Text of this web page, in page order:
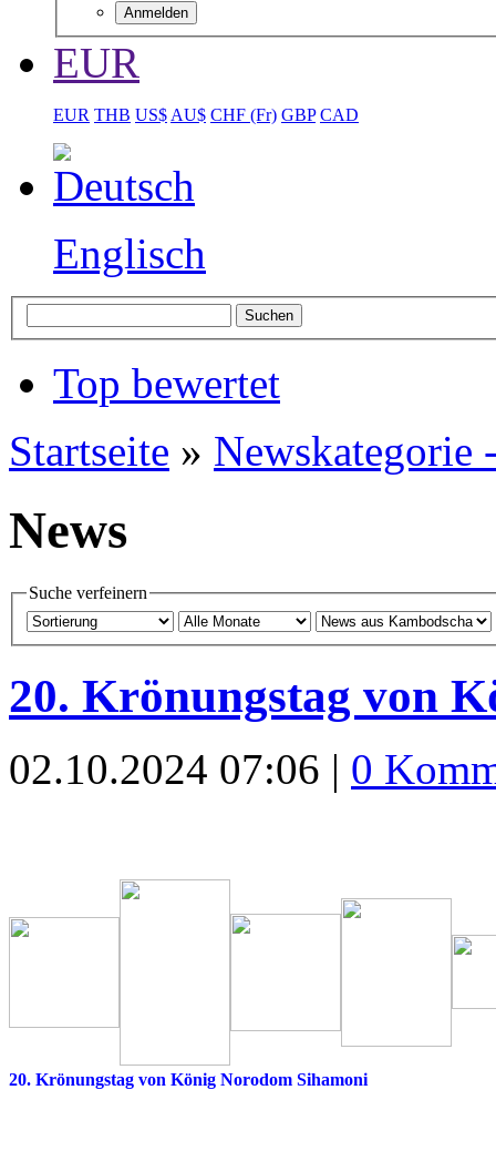
EUR
EUR THB US$ AU$ CHF (Fr) GBP CAD
Englisch
Top bewertet
Startseite » Newskategorie
News
Suche verfeinern
20. Krönungstag von
02.10.2024 07:06 | 0
20. Krönungstag von König Norodom Sihamoni